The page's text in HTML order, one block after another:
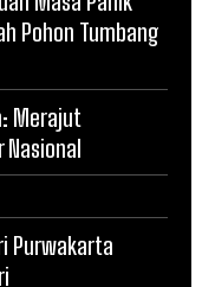
Pohon Tumbang
Merajut
Nasional
Purwakarta